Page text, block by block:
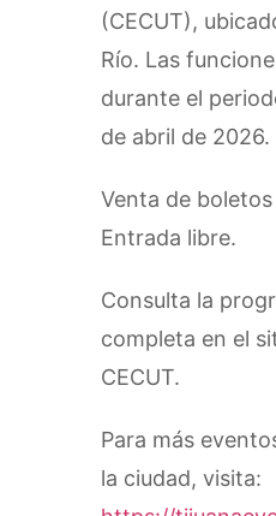
(CECUT),
Río. Las
durante el
de abril de 2026.
Venta de boletos
Entrada libre.
Consulta la
completa en el
CECUT.
Para más
la ciudad, visita: